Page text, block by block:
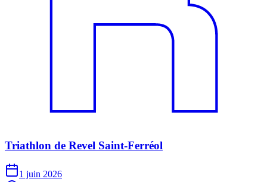
Triathlon de Revel Saint-Ferréol
1 juin 2026